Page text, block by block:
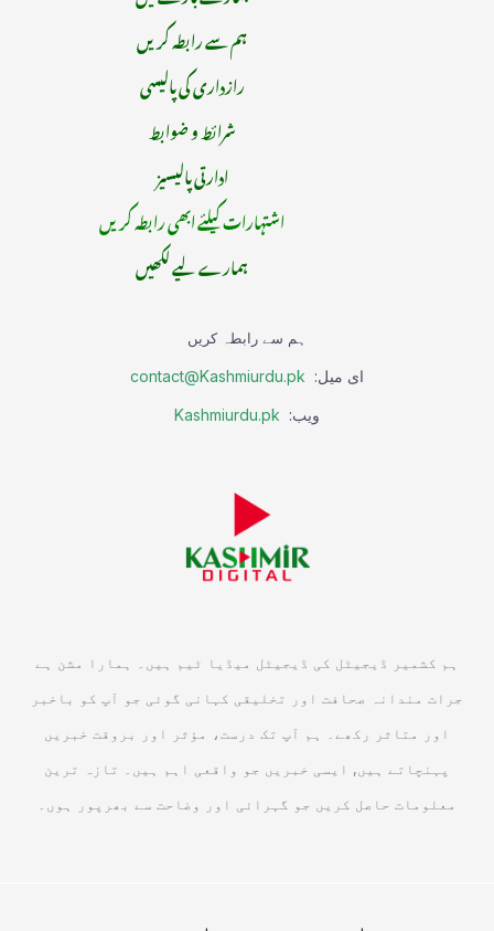
ہم سے رابطہ کریں
رازداری کی پالیسی
شرائط و ضوابط
ادارتی پالیسیز
اشتہارات کیلئے ابھی رابطہ کریں
ہمارے لیے لکھیں
ہم سے رابطہ کریں
ای میل: contact@Kashmiurdu.pk
ویب: Kashmiurdu.pk
ہم کشمیر ڈیجیٹل کی ڈیجیٹل میڈیا ٹیم ہیں۔ ہمارا مشن ہے
جرات مندانہ صحافت اور تخلیقی کہانی گوئی جو آپ کو باخبر
اور متاثر رکھے۔ ہم آپ تک درست، مؤثر اور بروقت خبریں
پہنچاتے ہیں, ایسی خبریں جو واقعی اہم ہیں۔ تازہ ترین
معلومات حاصل کریں جو گہرائی اور وضاحت سے بھرپور ہوں۔